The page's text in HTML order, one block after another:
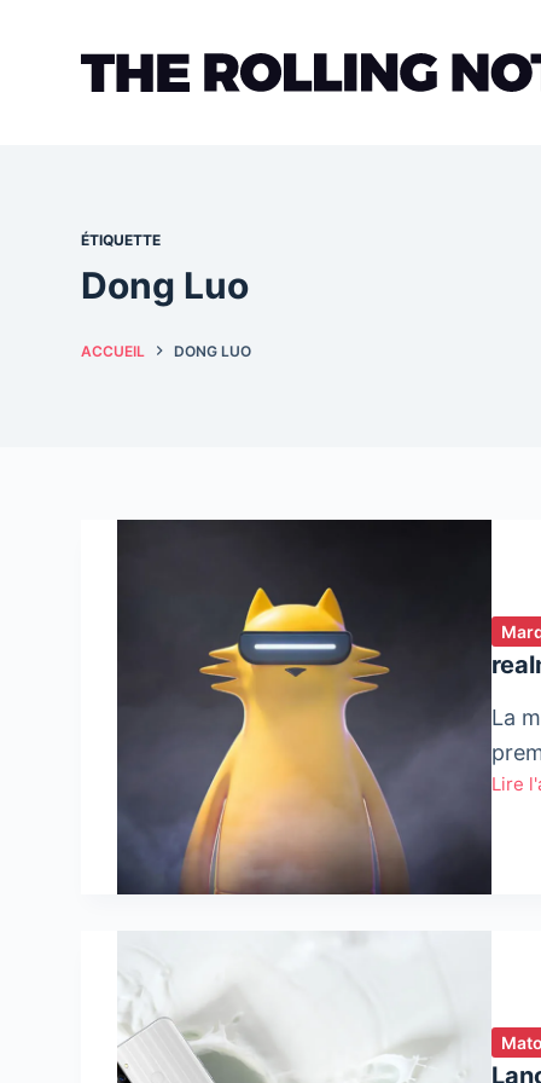
ÉTIQUETTE
Dong Luo
ACCUEIL DONG LUO
La
Lire